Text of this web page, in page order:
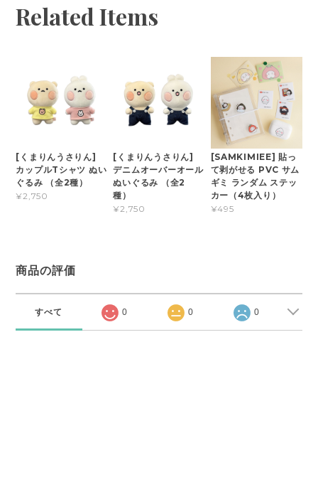
Related Items
[くまりんうさりん]
カップルTシャツ ぬい
ぐるみ （全2種）
¥2,750
[くまりんうさりん]
デニムオーバーオール
ぬいぐるみ （全2
種）
¥2,750
[SAMKIMIEE] 貼っ
て剥がせる PVC サム
ギミ ランダム ステッ
カー（4枚入り）
¥495
商品の評価
すべて 0 0 0